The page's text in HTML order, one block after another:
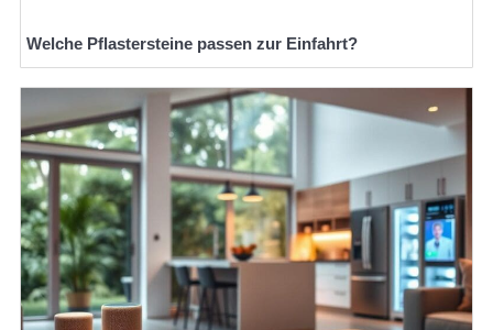
Welche Pflastersteine passen zur Einfahrt?